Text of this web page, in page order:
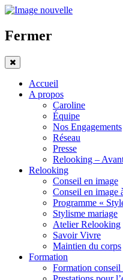
Fermer
Accueil
A propos
Caroline
Équipe
Nos Engagements
Réseau
Presse
Relooking –
Relooking
Conseil en image
Conseil en image
Programme «
Stylisme mariage
Atelier Relooking
Savoir Vivre
Maintien du corps
Formation
Formation conseil